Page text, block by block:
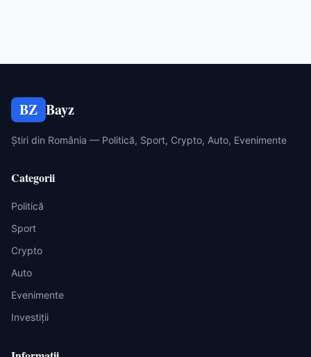
BZ Bayz
Știri din România — Politică, Sport, Crypto, Auto, Evenimente
Categorii
Politică
Sport
Crypto
Auto
Evenimente
Investiții